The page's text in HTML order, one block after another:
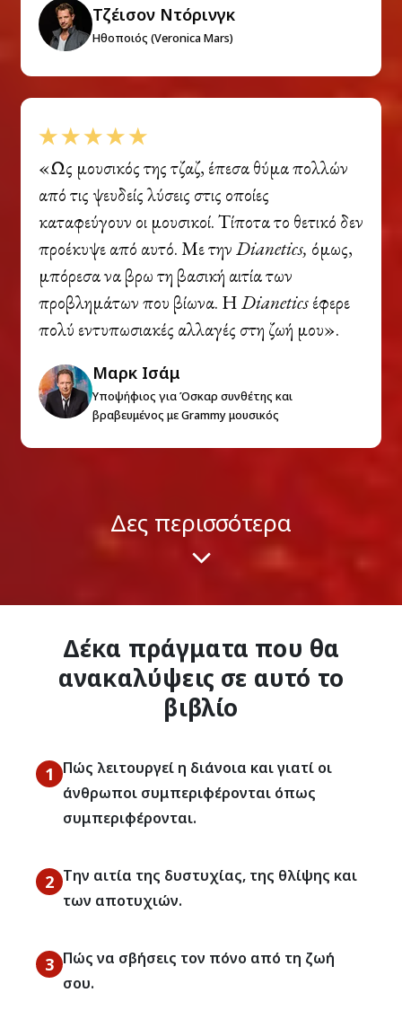
Τζέισον Ντόρινγκ
Ηθοποιός (Veronica Mars)
«Ως μουσικός της τζαζ, έπεσα θύμα πολλών
από τις ψευδείς λύσεις στις οποίες
καταφεύγουν οι μουσικοί. Τίποτα το θετικό δεν
προέκυψε από αυτό. Με τηνDianetics, όμως,
μπόρεσα να βρω τη βασική αιτία των
προβλημάτων που βίωνα. ΗDianeticsέφερε
πολύ εντυπωσιακές αλλαγές στη ζωή μου».
Μαρκ Ισάμ
Υποψήφιος για Όσκαρ συνθέτης και
βραβευμένος με Grammy μουσικός
Δες περισσότερα
Δέκα πράγματα που θα
ανακαλύψεις σε αυτό το
βιβλίο
1 Πώς λειτουργεί η διάνοια και γιατί οι
άνθρωποι συμπεριφέρονται όπως
συμπεριφέρονται.
2 Την αιτία της δυστυχίας, της θλίψης και
των αποτυχιών.
3 Πώς να σβήσεις τον πόνο από τη ζωή
σου.